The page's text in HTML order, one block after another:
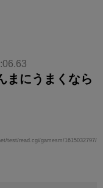
まにうまくなら
test/read.cgi/gamesm/1615032797/